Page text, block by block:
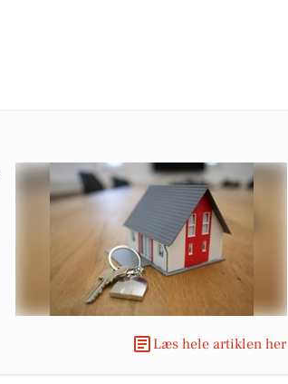
Læs hele artiklen her